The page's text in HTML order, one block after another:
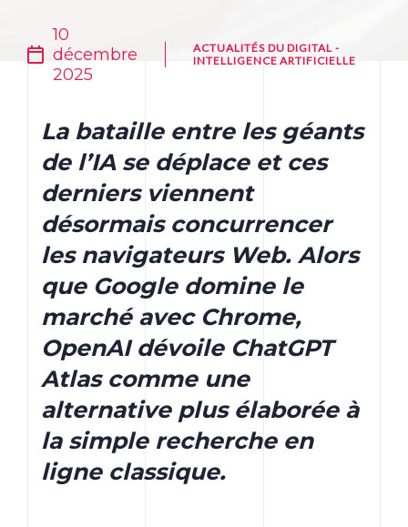
10
décembre
2025
ACTUALITÉS DU DIGITAL-
INTELLIGENCE ARTIFICIELLE
La bataille entre les géants
de l’IA se déplace et ces
derniers viennent
désormais concurrencer
les navigateurs Web. Alors
que Google domine le
marché avec Chrome,
OpenAI dévoile ChatGPT
Atlas comme une
alternative plus élaborée à
la simple recherche en
ligne classique.